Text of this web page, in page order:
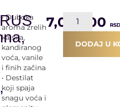
• Duboka
aroma zrelih
kajsija,
kandiranog
voća, vanile
i finih začina
• Destilat
koji spaja
snagu voća i
7,080.00
DODAJ U